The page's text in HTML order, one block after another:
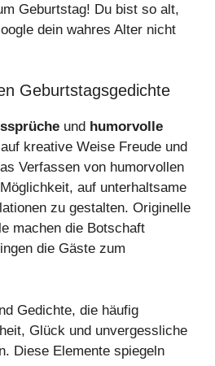
Geburtstag! Du bist so alt,
dein wahres Alter nicht
Geburtstagsgedichte
und humorvolle
kreative Weise Freude und
Verfassen von humorvollen
auf unterhaltsame
zu gestalten. Originelle
machen die Botschaft
die Gäste zum
Gedichte, die häufig
Glück und unvergessliche
Diese Elemente spiegeln